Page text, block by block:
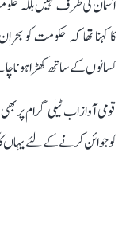
آسمان کی طرف نہیں بلکہ
کا کہنا تھا کہ حکومت کو
کسانوں کے ساتھ کھڑا ہونا
قومی آواز اب ٹیلی گرام
کو جوائن کرنے کے لئے